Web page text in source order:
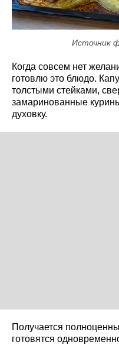
Источник
Когда совсем нет
готовлю это блюдо.
толстыми стейками,
замаринованные
духовку.
Получается
готовятся